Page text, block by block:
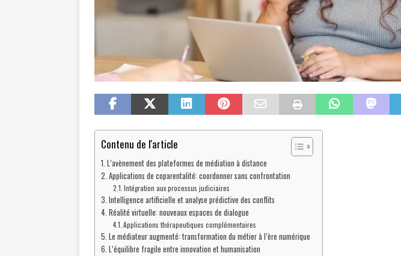
Contenu de l'article
L’avènement des plateformes de médiation à distance
Applications de coparentalité: coordonner sans confrontation
Intégration aux processus judiciaires
Intelligence artificielle et analyse prédictive des conflits
Réalité virtuelle: nouveaux espaces de dialogue
Applications thérapeutiques complémentaires
Le médiateur augmenté: transformation du métier à l’ère numérique
L’équilibre fragile entre innovation et humanisation